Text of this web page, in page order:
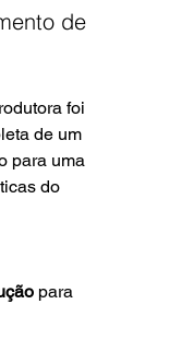
de
foi
de um
para uma
do
para